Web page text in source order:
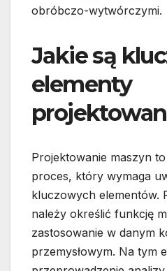
obróbczo-wytwórczymi.
Jakie są
elementy
Projektowanie maszyn
proces, który wymaga
kluczowych elementów.
należy określić funkcję
zastosowanie w danym
przemysłowym. Na tym